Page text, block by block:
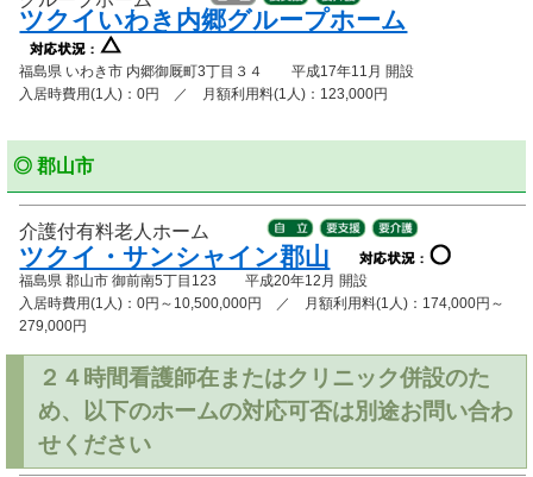
ツクイいわき内郷グループホーム
福島県 いわき市 内郷御厩町3丁目３４ 平成17年11月 開設
入居時費用(1人)：0円 ／ 月額利用料(1人)：123,000円
◎ 郡山市
介護付有料老人ホーム
ツクイ・サンシャイン郡山
福島県 郡山市 御前南5丁目123 平成20年12月 開設
入居時費用(1人)：0円～10,500,000円 ／ 月額利用料(1人)：174,000円～
279,000円
２４時間看護師在またはクリニック併設のた
め、以下のホームの対応可否は別途お問い合わ
せください